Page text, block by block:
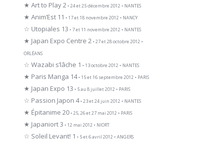
★ Art to Play 2 • 24 et 25 décembre 2012 • NANTES
★ Anim’Est 11 • 17 et 18 novembre 2012 • NANCY
☆ Utopiales 13 • 7 et 11 novembre 2012 • NANTES
★ Japan Expo Centre 2 • 27 et 28 octobre 2012 •
ORLÉANS
☆ Wazabi s’lâche 1 • 13 octobre 2012 • NANTES
★ Paris Manga 14• 15 et 16 septembre 2012 • PARIS
★ Japan Expo 13 • 5 au 8 juillet 2012 • PARIS
☆ Passion Japon 4• 23 et 24 juin 2012 • NANTES
★ Épitanime 20 • 25, 26 et 27 mai 2012 • PARIS
★ Japaniort 3 • 12 mai 2012 • NIORT
☆ Soleil Levant! 1 • 5 et 6 avril 2012 • ANGERS